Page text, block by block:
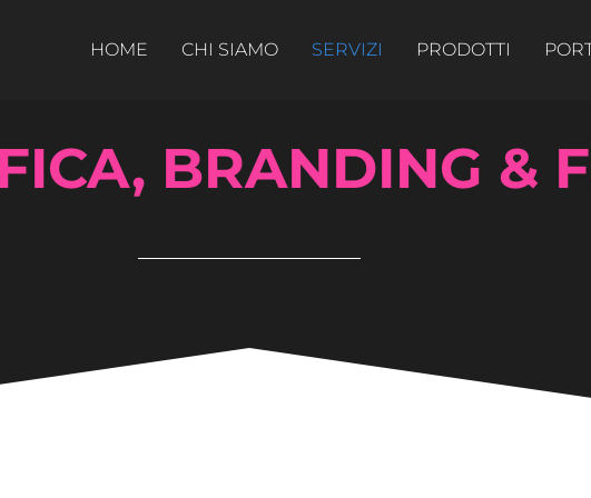
HOME CHI SIAMO SERVIZI PRODOTTI
BRANDING &